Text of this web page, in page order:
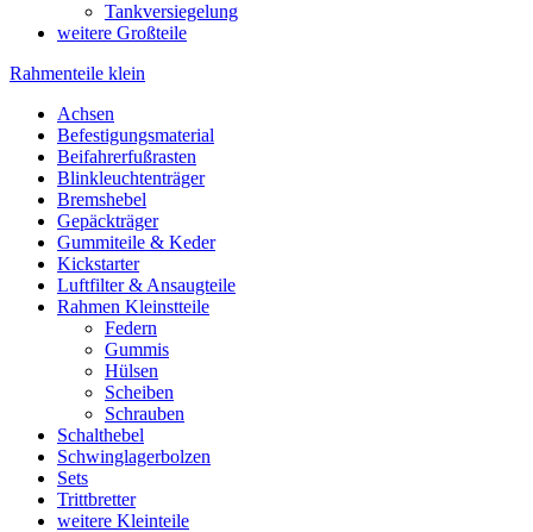
Tankversiegelung
weitere Großteile
Rahmenteile klein
Achsen
Befestigungsmaterial
Beifahrerfußrasten
Blinkleuchtenträger
Bremshebel
Gepäckträger
Gummiteile & Keder
Kickstarter
Luftfilter & Ansaugteile
Rahmen Kleinstteile
Federn
Gummis
Hülsen
Scheiben
Schrauben
Schalthebel
Schwinglagerbolzen
Sets
Trittbretter
weitere Kleinteile